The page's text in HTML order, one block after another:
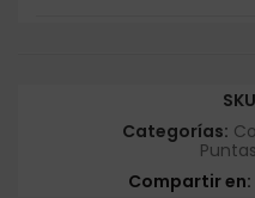
Categorías:
Compartir en